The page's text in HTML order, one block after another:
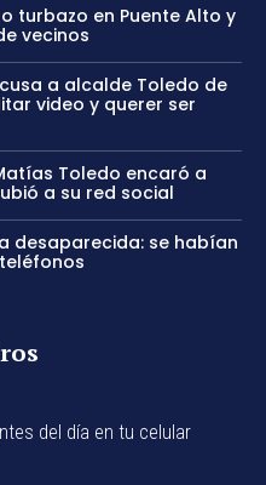
turbazo en Puente Alto y
vecinos
a alcalde Toledo de
video y querer ser
Toledo encaró a
a su red social
desaparecida: se habían
del día en tu celular